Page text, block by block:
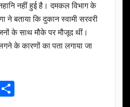
नहीं हुई है। दमकल विभाग के
ने बताया कि दुकान स्वामी सरवरी
के साथ मौके पर मौजूद थीं।
के कारणों का पता लगाया जा